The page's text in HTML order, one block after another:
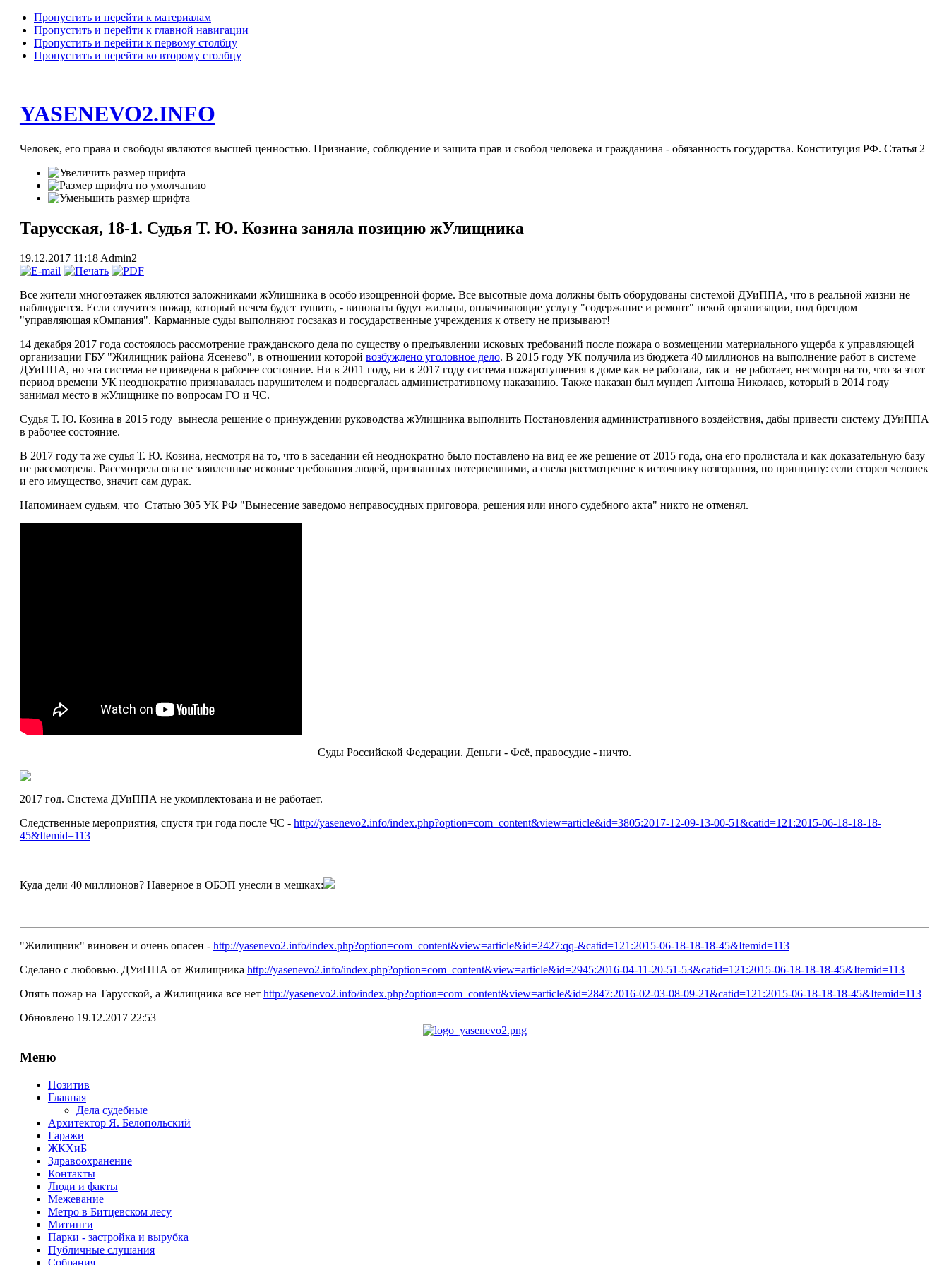
Пропустить и перейти к материалам
Пропустить и перейти к главной навигации
Пропустить и перейти к первому столбцу
Пропустить и перейти ко второму столбцу
YASENEVO2.INFO
Человек, его права и свободы являются высшей ценностью. Признание, соблюдение и защита прав и свобод человека и гражданина - обязанность государства. Конституция РФ. Статья 2
Тарусская, 18-1. Судья Т. Ю. Козина заняла позицию жУлищника
19.12.2017 11:18 Admin2
Все жители многоэтажек являются заложниками жУлищника в особо изощренной форме. Все высотные дома должны быть оборудованы системой ДУиППА, что в реальной жизни не
наблюдается. Если случится пожар, который нечем будет тушить, - виноваты будут жильцы, оплачивающие услугу "содержание и ремонт" некой организации, под брендом
"управляющая кОмпания". Карманные суды выполняют госзаказ и государственные учреждения к ответу не призывают!
14 декабря 2017 года состоялось рассмотрение гражданского дела по существу о предъявлении исковых требований после пожара о возмещении материального ущерба к управляющей
организации ГБУ "Жилищник района Ясенево", в отношении которой возбуждено уголовное дело. В 2015 году УК получила из бюджета 40 миллионов на выполнение работ в системе
ДУиППА, но эта система не приведена в рабочее состояние. Ни в 2011 году, ни в 2017 году система пожаротушения в доме как не работала, так и не работает, несмотря на то, что за этот
период времени УК неоднократно признавалась нарушителем и подвергалась административному наказанию. Также наказан был мундеп Антоша Николаев, который в 2014 году
занимал место в жУлищнике по вопросам ГО и ЧС.
Судья Т. Ю. Козина в 2015 году вынесла решение о принуждении руководства жУлищника выполнить Постановления административного воздействия, дабы привести систему ДУиППА
в рабочее состояние.
В 2017 году та же судья Т. Ю. Козина, несмотря на то, что в заседании ей неоднократно было поставлено на вид ее же решение от 2015 года, она его пролистала и как доказательную базу
не рассмотрела. Рассмотрела она не заявленные исковые требования людей, признанных потерпевшими, а свела рассмотрение к источнику возгорания, по принципу: если сгорел человек
и его имущество, значит сам дурак.
Напоминаем судьям, что Статью 305 УК РФ "Вынесение заведомо неправосудных приговора, решения или иного судебного акта" никто не отменял.
Суды Российской Федерации. Деньги - Фсё, правосудие - ничто.
2017 год. Система ДУиППА не укомплектована и не работает.
Следственные мероприятия, спустя три года после ЧС - http://yasenevo2.info/index.php?option=com_content&view=article&id=3805:2017-12-09-13-00-51&catid=121:2015-06-18-18-18-
45&Itemid=113
Куда дели 40 миллионов? Наверное в ОБЭП унесли в мешках:
"Жилищник" виновен и очень опасен - http://yasenevo2.info/index.php?option=com_content&view=article&id=2427:qq-&catid=121:2015-06-18-18-18-45&Itemid=113
Сделано с любовью. ДУиППА от Жилищника http://yasenevo2.info/index.php?option=com_content&view=article&id=2945:2016-04-11-20-51-53&catid=121:2015-06-18-18-18-45&Itemid=113
Опять пожар на Тарусской, а Жилищника все нет http://yasenevo2.info/index.php?option=com_content&view=article&id=2847:2016-02-03-08-09-21&catid=121:2015-06-18-18-18-45&Itemid=113
Обновлено 19.12.2017 22:53
Меню
Позитив
Главная
Дела судебные
Архитектор Я. Белопольский
Гаражи
ЖКХиБ
Здравоохранение
Контакты
Люди и факты
Межевание
Метро в Битцевском лесу
Митинги
Парки - застройка и вырубка
Публичные слушания